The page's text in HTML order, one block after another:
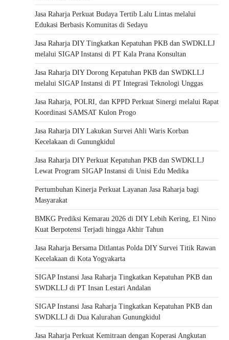
Jasa Raharja Perkuat Budaya Tertib Lalu Lintas melalui
Edukasi Berbasis Komunitas di Sedayu
Jasa Raharja DIY Tingkatkan Kepatuhan PKB dan SWDKLLJ
melalui SIGAP Instansi di PT Kala Prana Konsultan
Jasa Raharja DIY Dorong Kepatuhan PKB dan SWDKLLJ
melalui SIGAP Instansi di PT Integrasi Teknologi Unggas
Jasa Raharja, POLRI, dan KPPD Perkuat Sinergi melalui Rapat
Koordinasi SAMSAT Kulon Progo
Jasa Raharja DIY Lakukan Survei Ahli Waris Korban
Kecelakaan di Gunungkidul
Jasa Raharja DIY Perkuat Kepatuhan PKB dan SWDKLLJ
Lewat Program SIGAP Instansi di Unisi Edu Medika
Pertumbuhan Kinerja Perkuat Layanan Jasa Raharja bagi
Masyarakat
BMKG Prediksi Kemarau 2026 di DIY Lebih Kering, El Nino
Kuat Berpotensi Terjadi hingga Akhir Tahun
Jasa Raharja Bersama Ditlantas Polda DIY Survei Titik Rawan
Kecelakaan di Kota Yogyakarta
SIGAP Instansi Jasa Raharja Tingkatkan Kepatuhan PKB dan
SWDKLLJ di PT Insan Lestari Andalan
SIGAP Instansi Jasa Raharja Tingkatkan Kepatuhan PKB dan
SWDKLLJ di Dua Kalurahan Gunungkidul
Jasa Raharja Perkuat Kemitraan dengan Koperasi Angkutan